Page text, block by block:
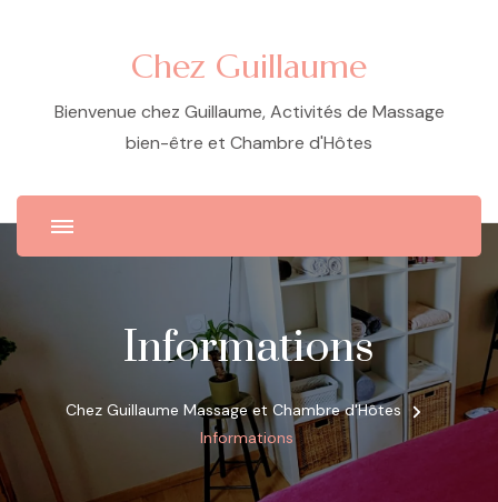
Chez Guillaume
Bienvenue chez Guillaume, Activités de Massage
bien-être et Chambre d'Hôtes
Informations
Chez Guillaume Massage et Chambre d'Hôtes
Informations